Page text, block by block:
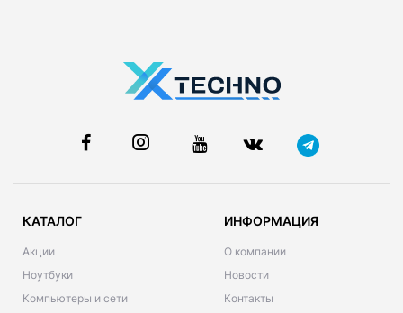
КАТАЛОГ
Акции
Ноутбуки
Компьютеры и сети
ИНФОРМАЦИЯ
О компании
Новости
Контакты